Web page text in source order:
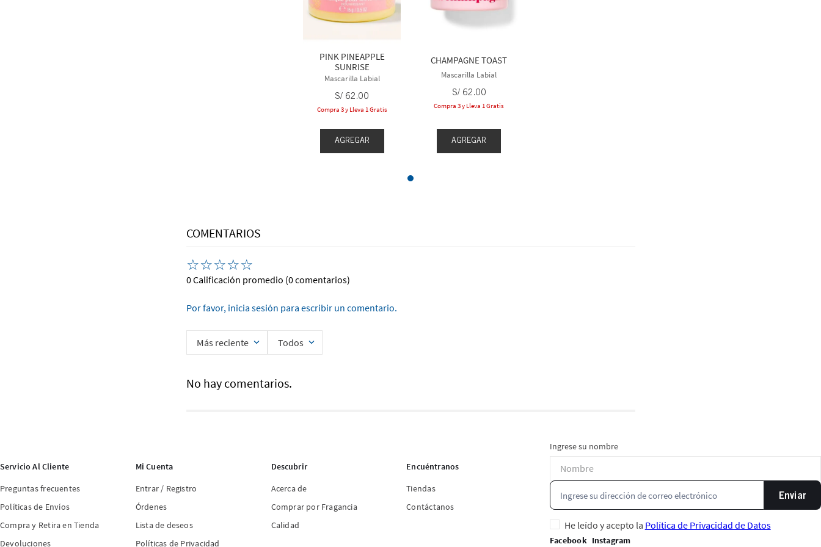
PINK PINEAPPLE
SUNRISE
Mascarilla Labial
S/ 62.00
Compra 3 y Lleva 1 Gratis
AGREGAR
CHAMPAGNE TOAST
Mascarilla Labial
S/ 62.00
Compra 3 y Lleva 1 Gratis
AGREGAR
COMENTARIOS
☆☆☆☆☆
0 Calificación promedio (0 comentarios)
Por favor, inicia sesión para escribir un comentario.
Más reciente Todos
No hay comentarios.
Servicio Al Cliente
Preguntas frecuentes
Políticas de Envíos
Compra y Retira en Tienda
Devoluciones
Mi Cuenta
Entrar / Registro
Órdenes
Lista de deseos
Políticas de Privacidad
Descubrir
Acerca de
Comprar por Fragancia
Calidad
Encuéntranos
Tiendas
Contáctanos
Ingrese su nombre
Enviar
He leído y acepto la Política de Privacidad de Datos